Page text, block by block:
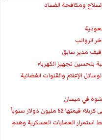
ومكافحة الفساد
بتحسين تجهيز الكهرباء
الإعلام والقنوات الفضائية
في ميسان
دولار سنوياً
استمرار العمليات العسكرية وهدم